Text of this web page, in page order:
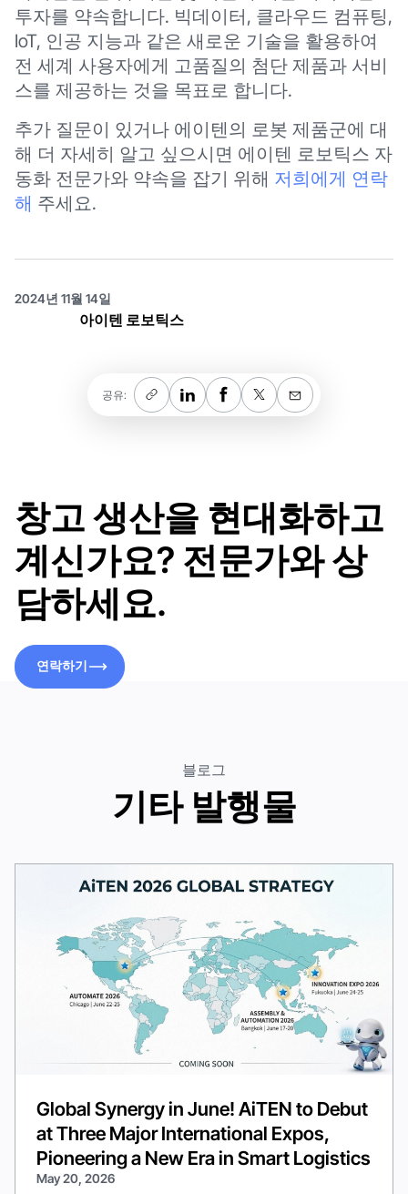
투자를 약속합니다. 빅데이터, 클라우드 컴퓨팅,
IoT, 인공 지능과 같은 새로운 기술을 활용하여
전 세계 사용자에게 고품질의 첨단 제품과 서비
스를 제공하는 것을 목표로 합니다.
추가 질문이 있거나 에이텐의 로봇 제품군에 대
해 더 자세히 알고 싶으시면 에이텐 로보틱스 자
동화 전문가와 약속을 잡기 위해 저희에게 연락
해 주세요.
2024년 11월 14일
아이텐 로보틱스
공유:
창고 생산을 현대화하고
계신가요? 전문가와 상
담하세요.
연락하기
블로그
기타 발행물
Global Synergy in June! AiTEN to Debut
at Three Major International Expos,
Pioneering a New Era in Smart Logistics
May 20, 2026